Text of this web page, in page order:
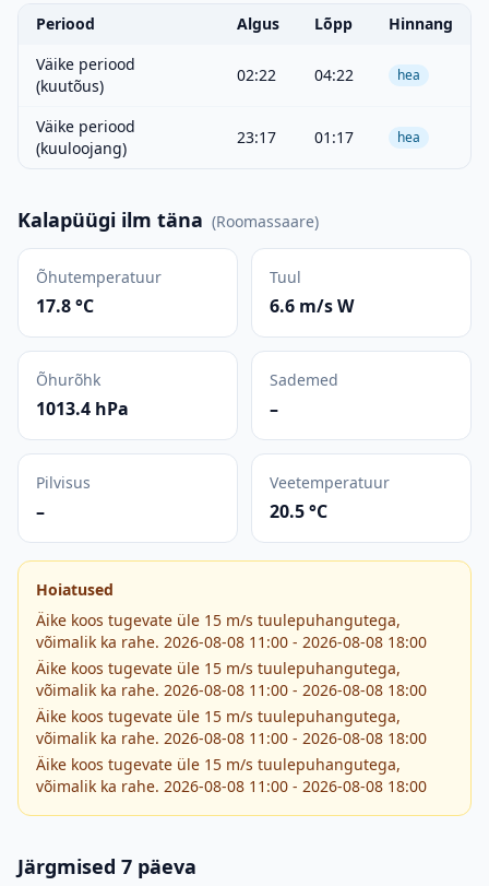
Periood Algus Lõpp
Hinnang
Väike periood
(kuutõus)
02:22 04:22 hea
Väike periood
(kuuloojang)
23:17 01:17 hea
Kalapüügi ilm täna (Roomassaare)
Õhutemperatuur
17.8 °C
Tuul
6.6 m/s W
Õhurõhk
1013.4 hPa
Sademed
–
Pilvisus
–
Veetemperatuur
20.5 °C
Hoiatused
Äike koos tugevate üle 15 m/s tuulepuhangutega,
võimalik ka rahe. 2026-08-08 11:00 - 2026-08-08 18:00
Äike koos tugevate üle 15 m/s tuulepuhangutega,
võimalik ka rahe. 2026-08-08 11:00 - 2026-08-08 18:00
Äike koos tugevate üle 15 m/s tuulepuhangutega,
võimalik ka rahe. 2026-08-08 11:00 - 2026-08-08 18:00
Äike koos tugevate üle 15 m/s tuulepuhangutega,
võimalik ka rahe. 2026-08-08 11:00 - 2026-08-08 18:00
Järgmised 7 päeva